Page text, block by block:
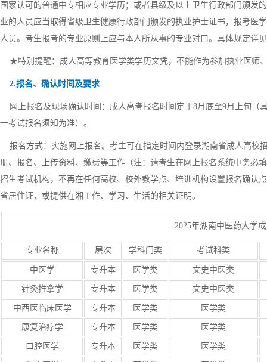
国家认可的普通中专相应专业学历；或者县级及以上卫生行政部门颁
业的人员应当取得省级卫生健康行政部门颁发的执业护士证书，报考医
人员。考生报考的专业原则上应与本人所从事的专业对口。具体规定详
★特别提醒：成人高等教育医学类学历文凭，不能作为参加执业医师
2.报名、确认时间及要求
网上报名及现场确认时间：成人高考报名时间定于8月底至9月上旬（
一考试报名须知为准）。
报名方式：实施网上报名。考生可在指定时间内登录湖南省成人高校
册、报名、上传资料、缴费等工作（注：请考生在网上报名系统中务必
招生考试机构，不再在任何高校、校外教学点、培训机构设置报名确认
省居住证，或提供在湘工作、学习、生活的相关证明。
2025年湖南中医药大学
专业名称 层次 学科门类 考试科类
中医学 专升本 医学类 文史中医类
针灸推拿学 专升本 医学类 文史中医类
中西医临床医学 专升本 医学类 医学类
康复治疗学 专升本 医学类 医学类
口腔医学 专升本 医学类 医学类